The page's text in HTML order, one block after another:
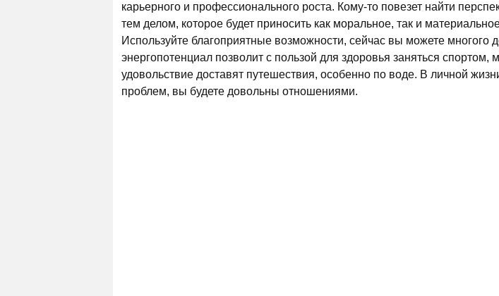
карьерного и профессионального роста. Кому-то повезет найти
тем делом, которое будет приносить как моральное, так и
Используйте благоприятные возможности, сейчас вы можете многого
энергопотенциал позволит с пользой для здоровья заняться спортом,
удовольствие доставят путешествия, особенно по воде. В личной
проблем, вы будете довольны отношениями.